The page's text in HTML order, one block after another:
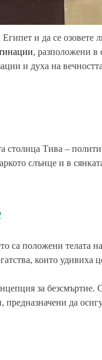
и да се озовете
, разположени в
и духа на
столица Тива –
слънце и в
са положени телата
които удивиха
за безсмъртие.
да